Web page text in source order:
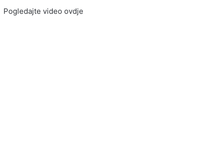
Pogledajte video ovdje